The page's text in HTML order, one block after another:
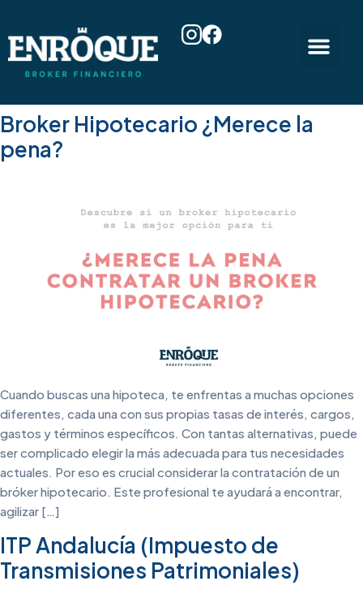
Broker Hipotecario ¿Merece la
pena?
Cuando buscas una hipoteca, te enfrentas a muchas opciones
diferentes, cada una con sus propias tasas de interés, cargos,
gastos y términos específicos. Con tantas alternativas, puede
ser complicado elegir la más adecuada para tus necesidades
actuales. Por eso es crucial considerar la contratación de un
bróker hipotecario. Este profesional te ayudará a encontrar,
agilizar […]
ITP Andalucía (Impuesto de
Transmisiones Patrimoniales)